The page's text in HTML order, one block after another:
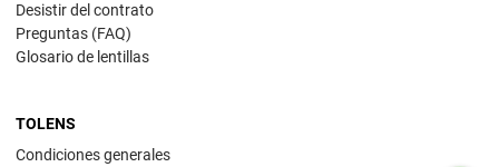
Desistir del contrato
Preguntas (FAQ)
Glosario de lentillas
TOLENS
Condiciones generales